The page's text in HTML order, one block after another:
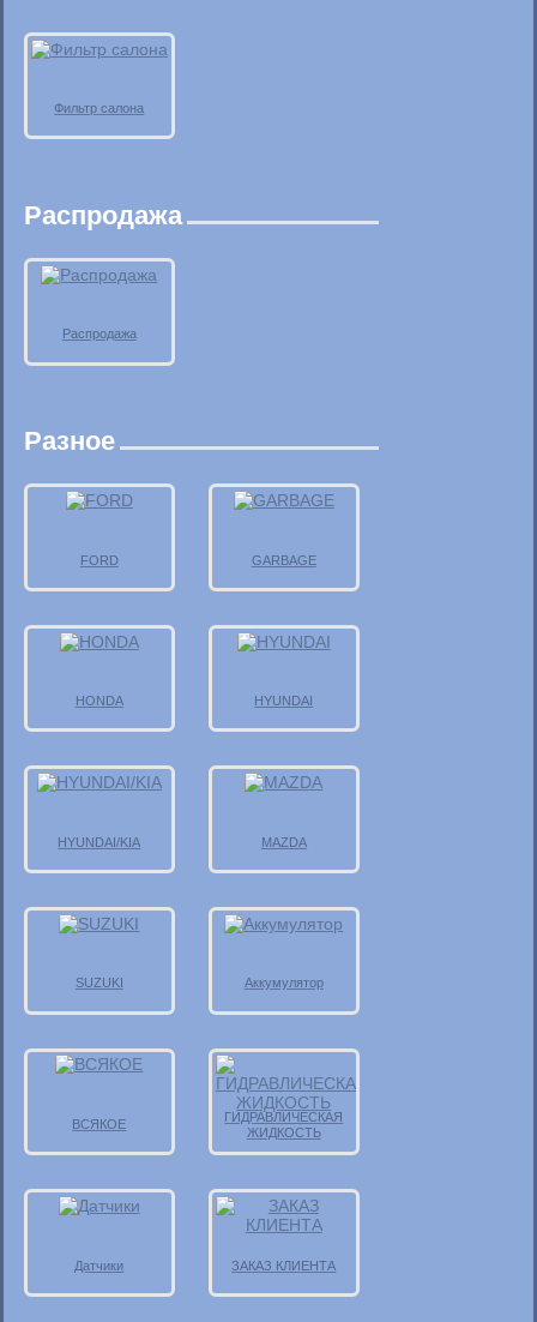
Фильтр салона
Распродажа
Распродажа
Разное
FORD GARBAGE
HONDA HYUNDAI
HYUNDAI/KIA MAZDA
SUZUKI Аккумулятор
ВСЯКОЕ
ГИДРАВЛИЧЕСКАЯ
ЖИДКОСТЬ
Датчики ЗАКАЗ КЛИЕНТА